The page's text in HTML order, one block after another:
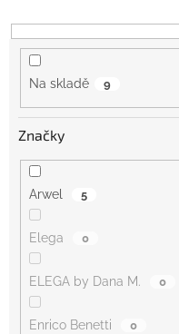
k
t
Na skladě 9
Značky
Arwel 5
Elega 0
ELEGA by Dana M. 0
Enrico Benetti 0